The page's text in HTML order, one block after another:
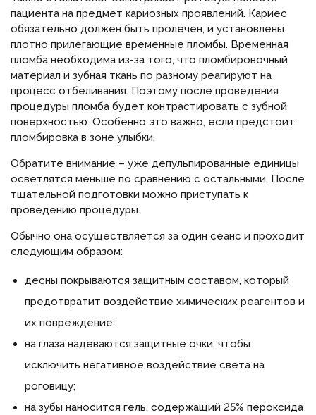
пациента на предмет кариозных проявлений. Кариес
обязательно должен быть пролечен, и установлены
плотно прилегающие временные пломбы. Временная
пломба необходима из-за того, что пломбировочный
материал и зубная ткань по разному реагируют на
процесс отбеливания. Поэтому после проведения
процедуры пломба будет контрастировать с зубной
поверхностью. Особенно это важно, если предстоит
пломбировка в зоне улыбки.
Обратите внимание – уже депульпированные единицы
осветлятся меньше по сравнению с остальными. После
тщательной подготовки можно приступать к
проведению процедуры.
Обычно она осуществляется за один сеанс и проходит
следующим образом:
десны покрываются защитным составом, который
предотвратит воздействие химических реагентов и
их повреждение;
на глаза надеваются защитные очки, чтобы
исключить негативное воздействие света на
роговицу;
на зубы наносится гель, содержащий 25% пероксида